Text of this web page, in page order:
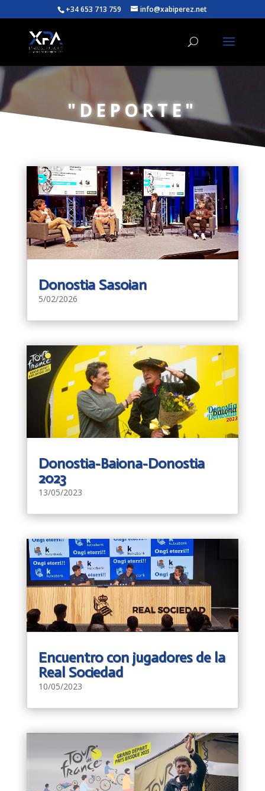
+34 653 713 759 info@xabiperez.net
"DEPORTE"
Donostia Sasoian
5/02/2026
Donostia-Baiona-Donostia
2023
13/05/2023
Encuentro con jugadores de la
Real Sociedad
10/05/2023